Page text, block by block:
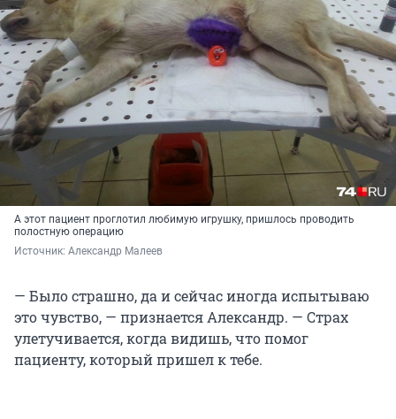
А этот пациент проглотил любимую игрушку, пришлось проводить
полостную операцию
Источник: Александр Малеев
— Было страшно, да и сейчас иногда испытываю
это чувство, — признается Александр. — Страх
улетучивается, когда видишь, что помог
пациенту, который пришел к тебе.